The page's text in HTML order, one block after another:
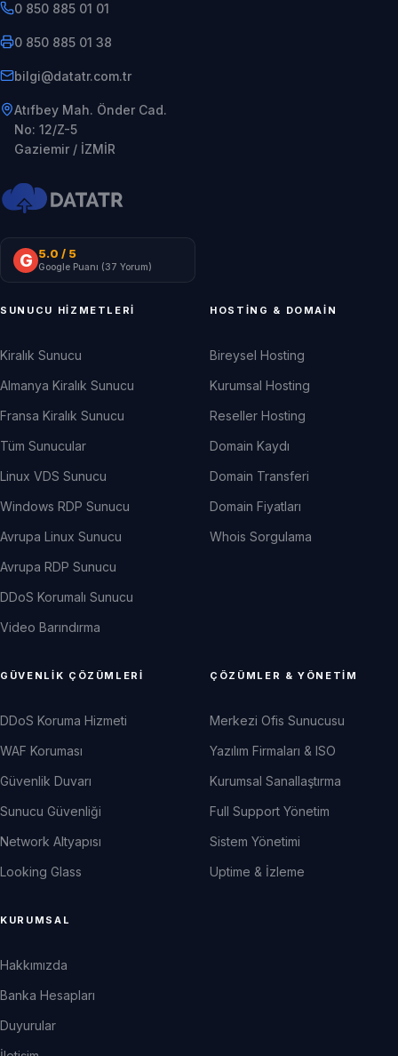
0 850 885 01 01
0 850 885 01 38
rt.moc.rtatad@iglib
Atıfbey Mah. Önder Cad.
No: 12/Z-5
Gaziemir / İZMİR
G 5.0 / 5
Google Puanı (37 Yorum)
SUNUCU HIZMETLERI
Kiralık Sunucu
Almanya Kiralık Sunucu
Fransa Kiralık Sunucu
Tüm Sunucular
Linux VDS Sunucu
Windows RDP Sunucu
Avrupa Linux Sunucu
Avrupa RDP Sunucu
DDoS Korumalı Sunucu
Video Barındırma
HOSTING & DOMAIN
Bireysel Hosting
Kurumsal Hosting
Reseller Hosting
Domain Kaydı
Domain Transferi
Domain Fiyatları
Whois Sorgulama
GÜVENLIK ÇÖZÜMLERI
DDoS Koruma Hizmeti
WAF Koruması
Güvenlik Duvarı
Sunucu Güvenliği
Network Altyapısı
Looking Glass
ÇÖZÜMLER & YÖNETIM
Merkezi Ofis Sunucusu
Yazılım Firmaları & ISO
Kurumsal Sanallaştırma
Full Support Yönetim
Sistem Yönetimi
Uptime & İzleme
KURUMSAL
Hakkımızda
Banka Hesapları
Duyurular